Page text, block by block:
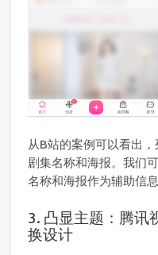
从B站的案例可以看出
剧集名称和海报。我们
名称和海报作为辅助信息
3. 凸显主题：腾讯
换设计